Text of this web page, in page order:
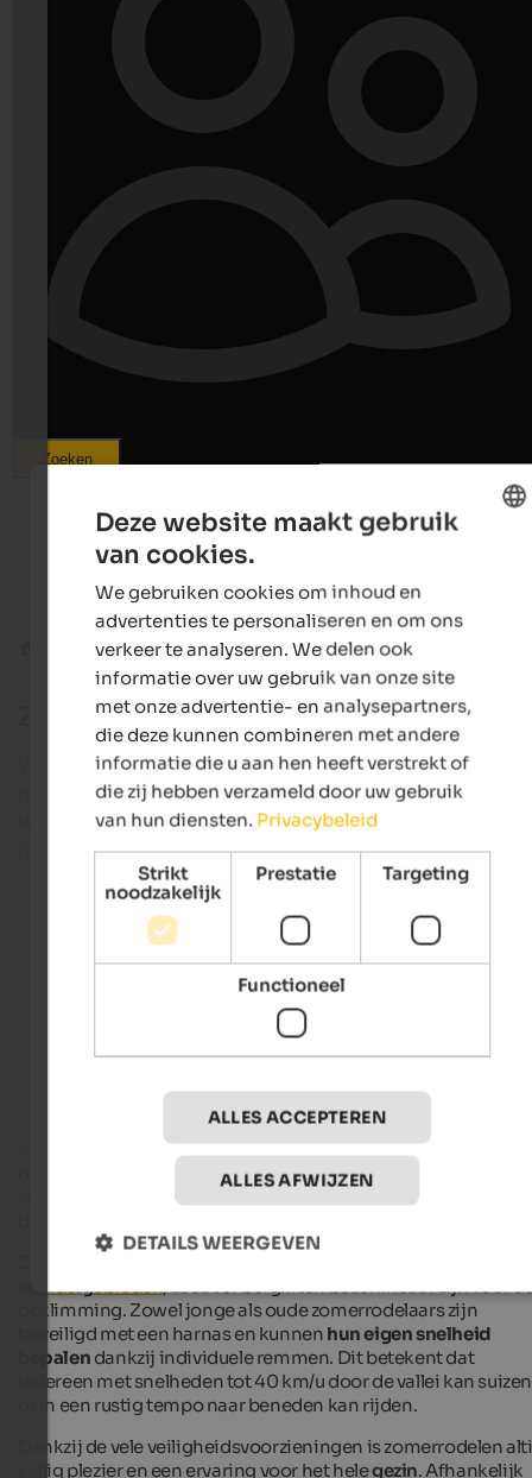
Zoeken
from 89 €
Hotel Vilpianerhof
Active hotel | Terlan in Southern South Tyrol
Andere sporten Zomerrodelen
Zomerrodelen in Zuid-Tirol
Wie denkt dat sneeuw en ijs essentieel zijn om te
rodelen, krijgt met zomerrodelen ongelijk. Want in
warmere maanden van het jaar zorgen bobsleeën
rails ook voor luchtig plezier voor het hele gezin!
Hotels in Zuid-Tirol
Vakantiewoningen in Zuid-Tirol
Afhankelijk van het ontwerp lijkt de zomerrodelbaan op een
achtbaan. De slee glijdt niet over een
sneeuwoppervlak, maar wordt over een rails door weiden en
wandelgebieden, zodat er bergliften beschikbaar zijn voor
beklimming. Zowel jonge als oude zomerrodelaars zijn
beveiligd met een harnas en kunnen hun eigensnelheid
bepalen dankzij individuele remmen. Dit betekent dat
iedereen met snelheden tot 40 km/u door de vallei kan suizen
of in een rustig tempo naar beneden kan rijden.
Dankzij de vele veiligheidsvoorzieningen is zomerrodelen
veilig plezier en een ervaring voor het helegezin. Afhankelijk
Deze website maakt gebruik
van cookies.
We gebruiken cookies om inhoud en
advertenties te personaliseren en om ons
verkeer te analyseren. We delen ook
informatie over uw gebruik van onze site
met onze advertentie- en analysepartners,
die deze kunnen combineren met andere
informatie die u aan hen heeft verstrekt of
die zij hebben verzameld door uw gebruik
van hun diensten. Privacybeleid
Strikt
noodzakelijk
Prestatie Targeting
Functioneel
ALLES ACCEPTEREN
ALLES AFWIJZEN
DETAILS WEERGEVEN